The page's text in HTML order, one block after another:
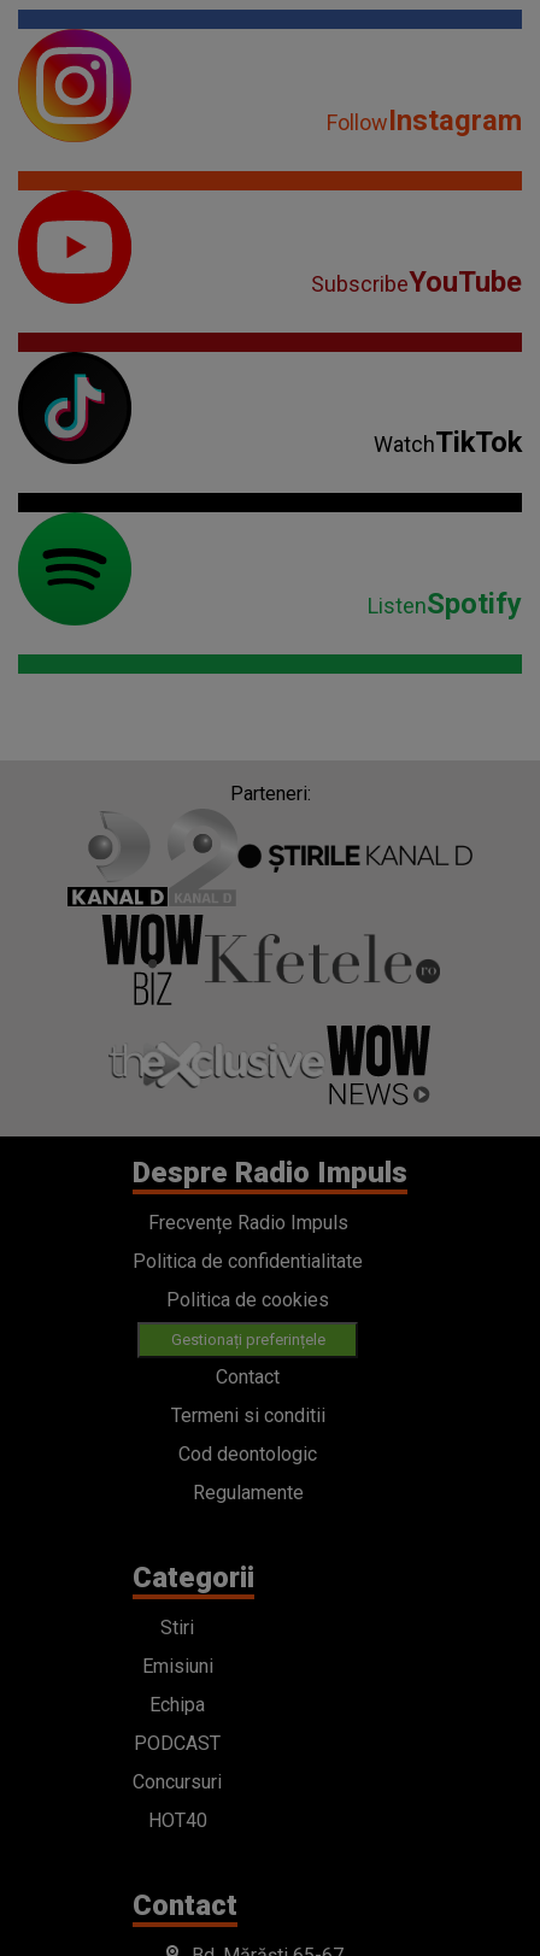
FollowInstagram
SubscribeYouTube
WatchTikTok
ListenSpotify
Parteneri:
Despre Radio Impuls
Frecvențe Radio Impuls
Politica de confidentialitate
Politica de cookies
Gestionați preferințele
Contact
Termeni si conditii
Cod deontologic
Regulamente
Categorii
Stiri
Emisiuni
Echipa
PODCAST
Concursuri
HOT40
Contact